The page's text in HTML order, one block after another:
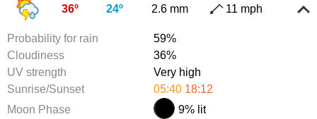
36º 24º 2.6 mm 11 mph
Probability for rain
59%
Cloudiness
36%
UV strength
Very high
Sunrise/Sunset
05:40 18:12
Moon Phase
9% lit